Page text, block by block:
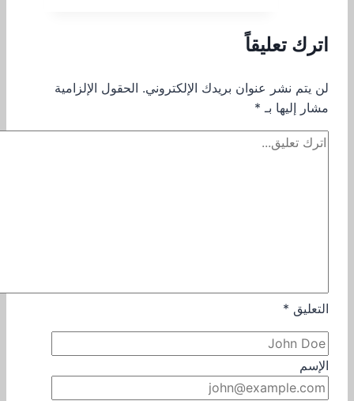
اترك تعليقاً
لن يتم نشر عنوان بريدك الإلكتروني. الحقول الإلزامية
مشار إليها بـ *
التعليق *
الإسم